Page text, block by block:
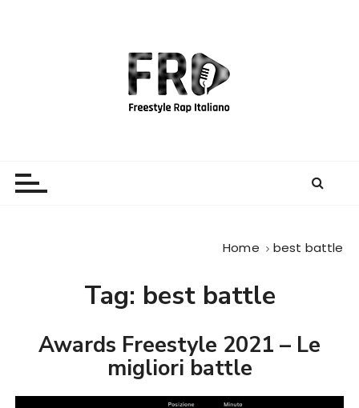
Home best battle
Tag: best battle
Awards Freestyle 2021 – Le
migliori battle